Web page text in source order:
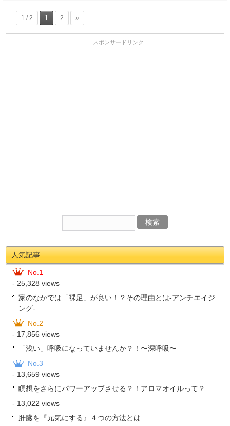
1 / 2 1 2 »
スポンサードリンク
人気記事
No.1
- 25,328 views
家のなかでは「裸足」が良い！？その理由とは-アンチエイジ
ング-
No.2
- 17,856 views
「浅い」呼吸になっていませんか？！〜深呼吸〜
No.3
- 13,659 views
瞑想をさらにパワーアップさせる？！アロマオイルって？
- 13,022 views
肝臓を『元気にする』４つの方法とは